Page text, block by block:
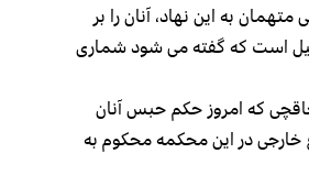
به این نهاد، آنان را بر
است که گفته می شود شماری
سخنگوی این نهاد قضایی به خبرگزاری بخدی گفت که در بین ۱۵ قاچاقچی که امروز حکم حبس آنان
خارجی در این محکمه محکوم به